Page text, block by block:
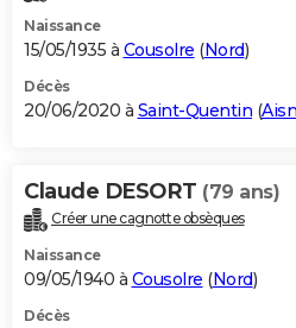
Naissance
15/05/1935 à Cousolre (Nord)
Décès
20/06/2020 à Saint-Quentin (
Claude DESORT (79 ans)
Créer une cagnotte obsèques
Naissance
09/05/1940 à Cousolre (Nord)
Décès